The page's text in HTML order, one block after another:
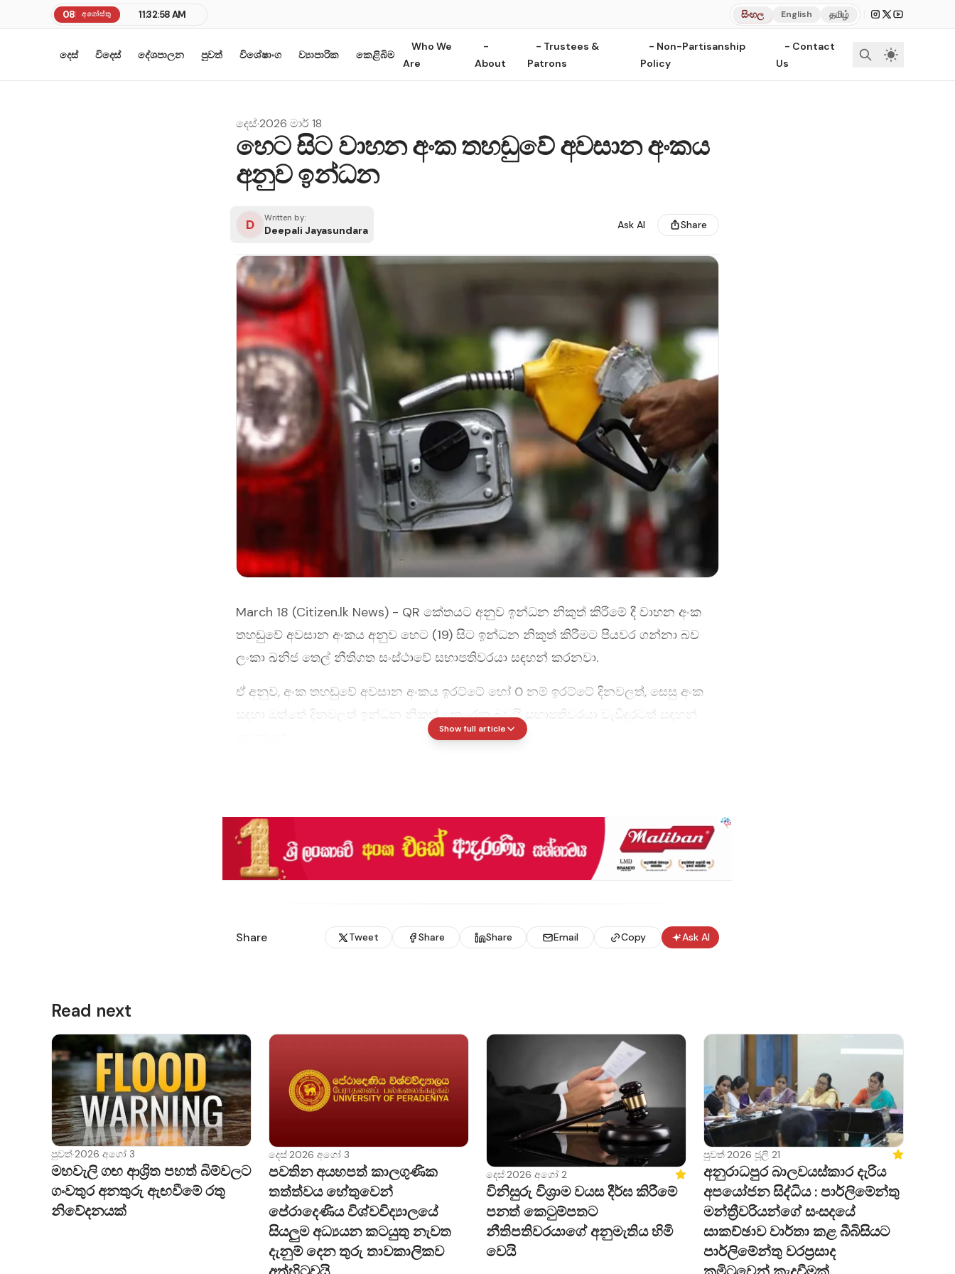
08 අගෝස්තු 11:32:58 AM සිංහල English தமிழ்
දෙස් විදෙස් දේශපාලන පුවත් විශේෂාංග ව්‍යාපාරික කෙළිබිම
Who We
Are
-
About
- Trustees &
Patrons
- Non-Partisanship
Policy
- Contact
Us
දෙස්·2026 මාර් 18
හෙට සිට වාහන අංක තහඩුවේ අවසාන අංකය
අනුව ඉන්ධන
D Written by:
Deepali Jayasundara Ask AI Share
March 18 (Citizen.lk News) - QR කේතයට අනුව ඉන්ධන නිකුත් කිරීමේ දී වාහන අංක
තහඩුවේ අවසාන අංකය අනුව හෙට (19) සිට ඉන්ධන නිකුත් කිරීමට පියවර ගන්නා බව
ලංකා ඛනිජ තෙල් නීතිගත සංස්ථාවේ සභාපතිවරයා සඳහන් කරනවා.
ඒ අනුව, අංක තහඩුවේ අවසාන අංකය ඉරට්ටේ හෝ 0 නම් ඉරට්ටේ දිනවලත්, සෙසු අංක
සඳහා ඔත්තේ දිනවලත් ඉන්ධන නිකුත් කෙරෙන බවයි සභාපතිවරයා වැඩිදුරටත් සඳහන්
Show full article
Share Tweet Share Share Email Copy Ask AI
Read next
පුවත්·2026 අගෝ 3
මහවැලි ගඟ ආශ්‍රිත පහත් බිම්වලට
ගංවතුර අනතුරු ඇඟවීමේ රතු
නිවේදනයක්
දෙස්·2026 අගෝ 3
පවතින අයහපත් කාලගුණික
තත්ත්වය හේතුවෙන්
පේරාදෙණිය විශ්වවිද්‍යාලයේ
සියලුම අධ්‍යයන කටයුතු නැවත
දැනුම් දෙන තුරු තාවකාලිකව
දෙස්·2026 අගෝ 2 Featured
විනිසුරු විශ්‍රාම වයස දීර්ඝ කිරීමේ
පනත් කෙටුම්පතට
නීතිපතිවරයාගේ අනුමැතිය හිමි
වෙයි
පුවත්·2026 ජූලි 21 Featured
අනුරාධපුර බාලවයස්කාර දැරිය
අපයෝජන සිද්ධිය : පාර්ලිමේන්තු
මන්ත්‍රීවරියන්ගේ සංසදයේ
සාකච්ඡාව වාර්තා කළ බීබිසියට
පාර්ලිමේන්තු වරප්‍රසාද